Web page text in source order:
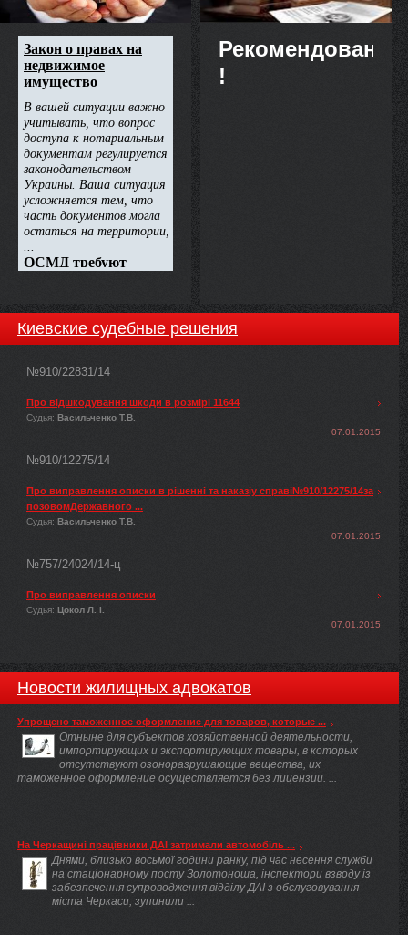
Рекомендовано
!
Киевские судебные решения
№910/22831/14
Про відшкодування шкоди в розмірі 11644
Судья: Васильченко Т.В.
07.01.2015
№910/12275/14
Про виправлення описки в рішенні та наказіу справі№910/12275/14за
позовомДержавного ...
Судья: Васильченко Т.В.
07.01.2015
№757/24024/14-ц
Про виправлення описки
Судья: Цокол Л. І.
07.01.2015
Новости жилищных адвокатов
Упрощено таможенное оформление для товаров, которые ...
Отныне для субъектов хозяйственной деятельности,
импортирующих и экспортирующих товары, в которых
отсутствуют озоноразрушающие вещества, их
таможенное оформление осуществляется без лицензии. ...
На Черкащині працівники ДАІ затримали автомобіль ...
Днями, близько восьмої години ранку, під час несення служби
на стаціонарному посту Золотоноша, інспектори взводу із
забезпечення супроводження відділу ДАІ з обслуговування
міста Черкаси, зупинили ...